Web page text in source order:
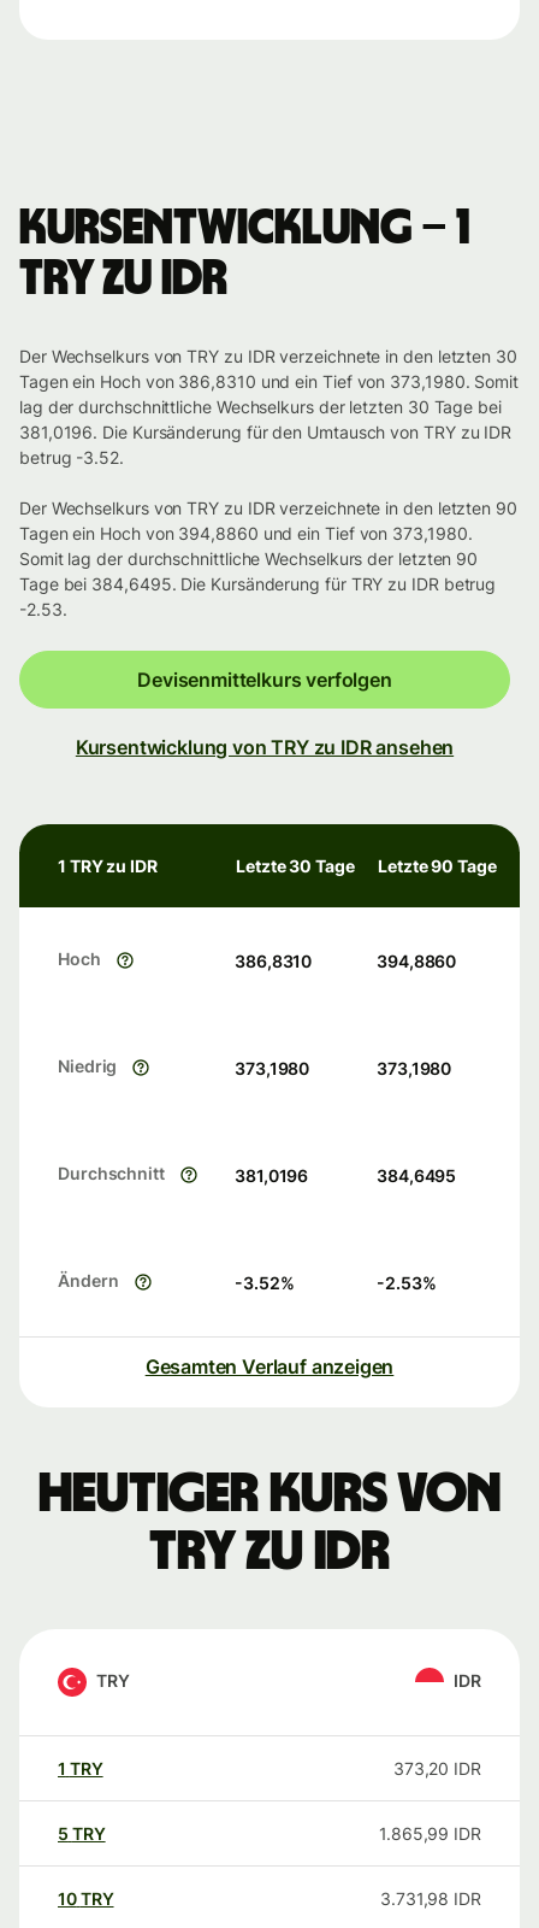
Kursentwicklung – 1
TRY zu IDR
Der Wechselkurs von TRY zu IDR verzeichnete in den letzten 30
Tagen ein Hoch von 386,8310 und ein Tief von 373,1980. Somit
lag der durchschnittliche Wechselkurs der letzten 30 Tage bei
381,0196. Die Kursänderung für den Umtausch von TRY zu IDR
betrug -3.52.
Der Wechselkurs von TRY zu IDR verzeichnete in den letzten 90
Tagen ein Hoch von 394,8860 und ein Tief von 373,1980.
Somit lag der durchschnittliche Wechselkurs der letzten 90
Tage bei 384,6495. Die Kursänderung für TRY zu IDR betrug
-2.53.
Devisenmittelkurs verfolgen
Kursentwicklung von TRY zu IDR ansehen
1 TRY zu IDR Letzte 30 Tage Letzte 90 Tage
Hoch 386,8310 394,8860
Niedrig 373,1980 373,1980
Durchschnitt 381,0196 384,6495
Ändern -3.52% -2.53%
Gesamten Verlauf anzeigen
Heutiger Kurs von
TRY zu IDR
TRY IDR
1 TRY 373,20 IDR
5 TRY 1.865,99 IDR
10TRY 3.731,98 IDR